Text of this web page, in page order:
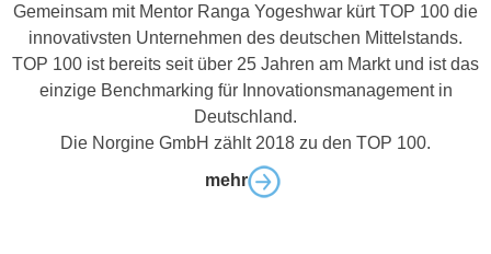
Gemeinsam mit Mentor Ranga Yogeshwar kürt TOP 100 die
innovativsten Unternehmen des deutschen Mittelstands.
TOP 100 ist bereits seit über 25 Jahren am Markt und ist das
einzige Benchmarking für Innovationsmanagement in
Deutschland.
Die Norgine GmbH zählt 2018 zu den TOP 100.
mehr